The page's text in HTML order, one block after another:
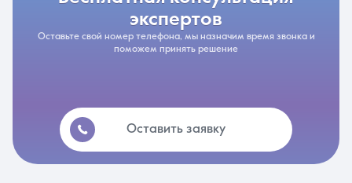
экспертов
Оставьте свой номер телефона, мы назначим время звонка и
поможем принять решение
Оставить заявку